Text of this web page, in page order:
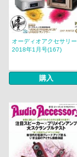
オーディオアクセサリー
2018年1月号(167)
購入